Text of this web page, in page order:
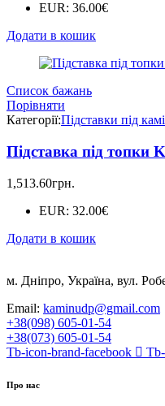
EUR: 36.00€
Додати в кошик
Список бажань
Порівняти
Категорії:Підставки під
Підставка під топки
1,513.60грн.
EUR: 32.00€
Додати в кошик
м. Дніпро, Україна, вул.
Email: kaminudp@gmail.com
+38(098) 605-01-54
+38(073) 605-01-54
Tb-icon-brand-facebook
Про нас